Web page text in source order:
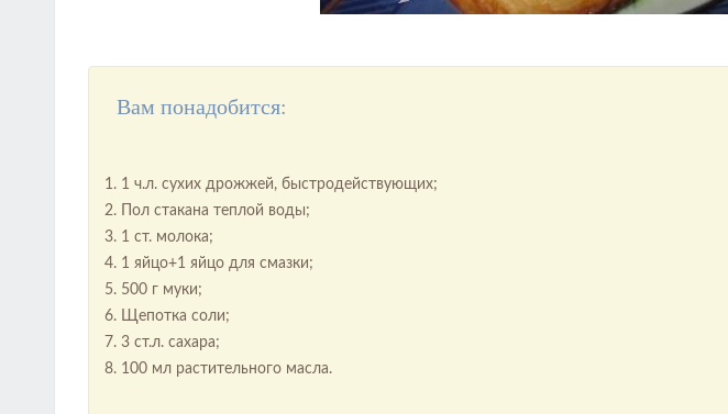
Вам понадобится:
1 ч.л. сухих дрожжей, быстродействующих;
Пол стакана теплой воды;
1 ст. молока;
1 яйцо+1 яйцо для смазки;
500 г муки;
Щепотка соли;
3 ст.л. сахара;
100 мл растительного масла.